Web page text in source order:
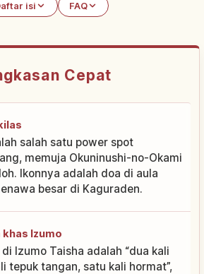
isi FAQ
Cepat
salah satu power spot
memuja Okuninushi-no-Okami
Ikonnya adalah doa di aula
besar di Kaguraden.
Izumo
Izumo Taisha adalah “dua kali
tepuk tangan, satu kali hormat”,